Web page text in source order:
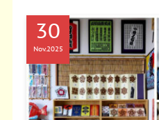
30
Nov2025